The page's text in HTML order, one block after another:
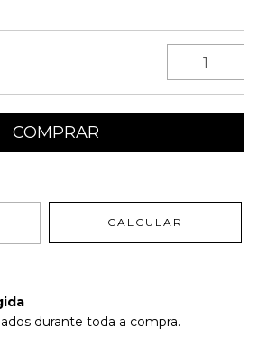
CALCULAR
durante toda a compra.